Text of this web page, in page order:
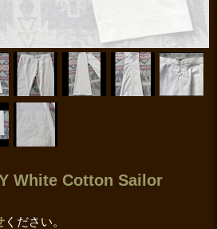
White Cotton Sailor
ください。